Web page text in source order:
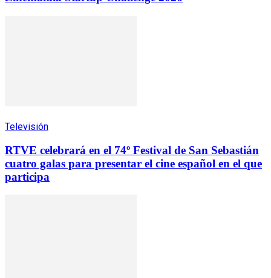
Televisión
RTVE celebrará en el 74º Festival de San Sebastián
cuatro galas para presentar el cine español en el que
participa